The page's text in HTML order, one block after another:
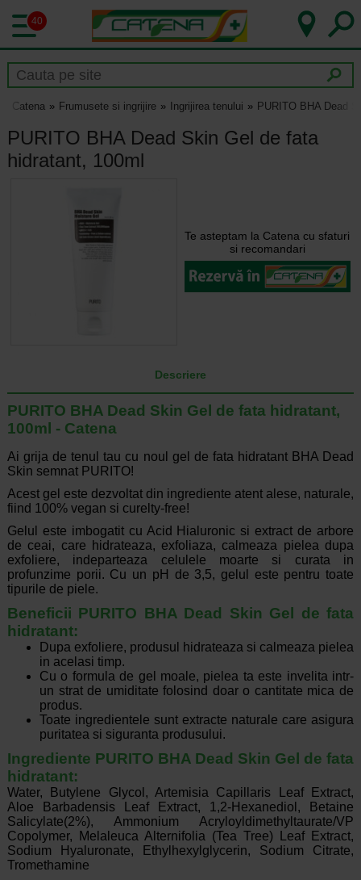
40
Catena Frumusete si ingrijire Ingrijirea tenului PURITO BHA Dead
PURITO BHA Dead Skin Gel de fata
hidratant, 100ml
Te asteptam la Catena cu sfaturi
si recomandari
Descriere
PURITO BHA Dead Skin Gel de fata hidratant,
100ml - Catena
Ai grija de tenul tau cu noul gel de fata hidratant BHA Dead
Skin semnat PURITO!
Acest gel este dezvoltat din ingrediente atent alese, naturale,
fiind 100% vegan si curelty-free!
Gelul este imbogatit cu Acid Hialuronic si extract de arbore
de ceai, care hidrateaza, exfoliaza, calmeaza pielea dupa
exfoliere, indeparteaza celulele moarte si curata in
profunzime porii. Cu un pH de 3,5, gelul este pentru toate
tipurile de piele.
Beneficii PURITO BHA Dead Skin Gel de fata
hidratant:
Dupa exfoliere, produsul hidrateaza si calmeaza pielea
in acelasi timp.
Cu o formula de gel moale, pielea ta este invelita intr-
un strat de umiditate folosind doar o cantitate mica de
produs.
Toate ingredientele sunt extracte naturale care asigura
puritatea si siguranta produsului.
Ingrediente PURITO BHA Dead Skin Gel de fata
hidratant:
Water, Butylene Glycol, Artemisia Capillaris Leaf Extract,
Aloe Barbadensis Leaf Extract, 1,2-Hexanediol, Betaine
Salicylate(2%), Ammonium Acryloyldimethyltaurate/VP
Copolymer, Melaleuca Alternifolia (Tea Tree) Leaf Extract,
Sodium Hyaluronate, Ethylhexylglycerin, Sodium Citrate,
Tromethamine